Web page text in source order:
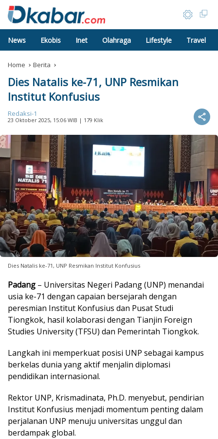
News Ekobis Inet Olahraga Lifestyle Travel
Home Berita
Dies Natalis ke-71, UNP Resmikan
Institut Konfusius
Redaksi-1
23 Oktober 2025, 15:06 WIB | 179 Klik
Dies Natalis ke-71, UNP Resmikan Institut Konfusius
Padang – Universitas Negeri Padang (UNP) menandai
usia ke-71 dengan capaian bersejarah dengan
peresmian Institut Konfusius dan Pusat Studi
Tiongkok, hasil kolaborasi dengan Tianjin Foreign
Studies University (TFSU) dan Pemerintah Tiongkok.
Langkah ini memperkuat posisi UNP sebagai kampus
berkelas dunia yang aktif menjalin diplomasi
pendidikan internasional.
Rektor UNP, Krismadinata, Ph.D. menyebut, pendirian
Institut Konfusius menjadi momentum penting dalam
perjalanan UNP menuju universitas unggul dan
berdampak global.